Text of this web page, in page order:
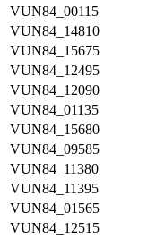
VUN84_00115
VUN84_14810
VUN84_15675
VUN84_12495
VUN84_12090
VUN84_01135
VUN84_15680
VUN84_09585
VUN84_11380
VUN84_11395
VUN84_01565
VUN84_12515